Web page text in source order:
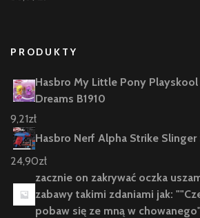
PRODUKTY
Hasbro My Little Pony
Dreams B1910
9,21zł
Hasbro Nerf Alpha Strike Slinger
24,90zł
zacznie on zakrywać oczka
zabawy takimi zdaniami jak:
pobaw się ze mną w